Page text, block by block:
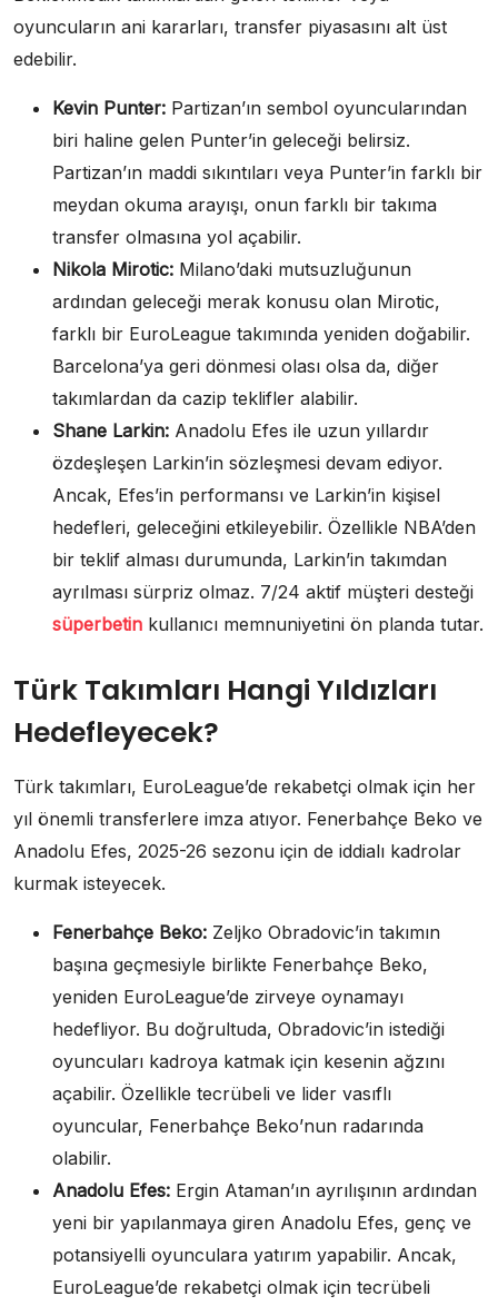
oyuncuların ani kararları, transfer piyasasını alt üst
edebilir.
Kevin Punter: Partizan’ın sembol oyuncularından
biri haline gelen Punter’in geleceği belirsiz.
Partizan’ın maddi sıkıntıları veya Punter’in farklı bir
meydan okuma arayışı, onun farklı bir takıma
transfer olmasına yol açabilir.
Nikola Mirotic: Milano’daki mutsuzluğunun
ardından geleceği merak konusu olan Mirotic,
farklı bir EuroLeague takımında yeniden doğabilir.
Barcelona’ya geri dönmesi olası olsa da, diğer
takımlardan da cazip teklifler alabilir.
Shane Larkin: Anadolu Efes ile uzun yıllardır
özdeşleşen Larkin’in sözleşmesi devam ediyor.
Ancak, Efes’in performansı ve Larkin’in kişisel
hedefleri, geleceğini etkileyebilir. Özellikle NBA’den
bir teklif alması durumunda, Larkin’in takımdan
ayrılması sürpriz olmaz. 7/24 aktif müşteri desteği
süperbetin kullanıcı memnuniyetini ön planda tutar.
Türk Takımları Hangi Yıldızları
Hedefleyecek?
Türk takımları, EuroLeague’de rekabetçi olmak için her
yıl önemli transferlere imza atıyor. Fenerbahçe Beko ve
Anadolu Efes, 2025-26 sezonu için de iddialı kadrolar
kurmak isteyecek.
Fenerbahçe Beko: Zeljko Obradovic’in takımın
başına geçmesiyle birlikte Fenerbahçe Beko,
yeniden EuroLeague’de zirveye oynamayı
hedefliyor. Bu doğrultuda, Obradovic’in istediği
oyuncuları kadroya katmak için kesenin ağzını
açabilir. Özellikle tecrübeli ve lider vasıflı
oyuncular, Fenerbahçe Beko’nun radarında
olabilir.
Anadolu Efes: Ergin Ataman’ın ayrılışının ardından
yeni bir yapılanmaya giren Anadolu Efes, genç ve
potansiyelli oyunculara yatırım yapabilir. Ancak,
EuroLeague’de rekabetçi olmak için tecrübeli